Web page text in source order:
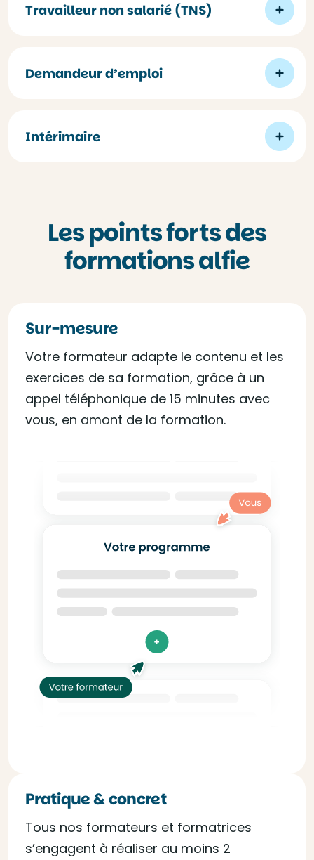
Travailleur non salarié (TNS)
Demandeur d’emploi
Intérimaire
Les points forts des
formations alfie
Sur-mesure
Votre formateur adapte le contenu et les
exercices de sa formation, grâce à un
appel téléphonique de 15 minutes avec
vous, en amont de la formation.
Pratique & concret
Tous nos formateurs et formatrices
s’engagent à réaliser au moins 2